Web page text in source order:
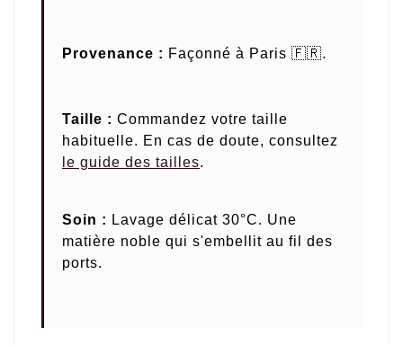
Provenance : Façonné à Paris 🇫🇷.
Taille : Commandez votre taille
habituelle. En cas de doute, consultez
le guide des tailles.
Soin : Lavage délicat 30°C. Une
matière noble qui s'embellit au fil des
ports.